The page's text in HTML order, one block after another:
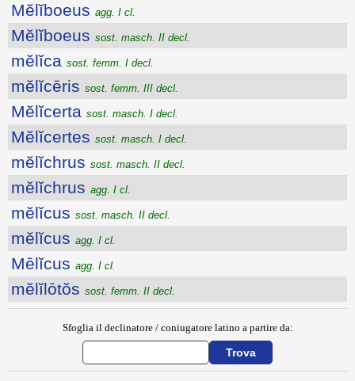
Mĕlĭboeus agg. I cl.
Mĕlĭboeus sost. masch. II decl.
mĕlĭca sost. femm. I decl.
mĕlĭcēris sost. femm. III decl.
Mĕlĭcerta sost. masch. I decl.
Mĕlĭcertes sost. masch. I decl.
mĕlĭchrus sost. masch. II decl.
mĕlĭchrus agg. I cl.
mĕlĭcus sost. masch. II decl.
mĕlĭcus agg. I cl.
Mēlĭcus agg. I cl.
mĕlĭlōtŏs sost. femm. II decl.
Sfoglia il declinatore / coniugatore latino a partire da: